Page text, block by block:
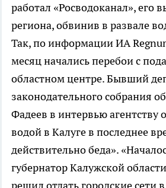
работал «Росводоканал», его
региона, обвинив в развале
Так, по информации ИА
месяц начались перебои с
областном центре. Бывший
законодательного собрания
Фадеев в интервью агентству
водой в Калуге в последнее
действительно беда».
губернатор Калужской